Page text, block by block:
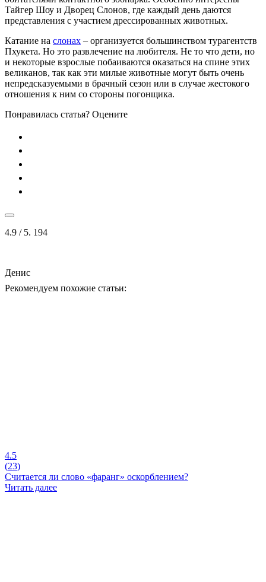
Тайгер Шоу и Дворец Слонов, где каждый день даются
представления с участием дрессированных животных.
Катание на слонах – организуется большинством турагентств
Пхукета. Но это развлечение на любителя. Не то что дети, но
и некоторые взрослые побаиваются оказаться на спине этих
великанов, так как эти милые животные могут быть очень
непредсказуемыми в брачный сезон или в случае жестокого
отношения к ним со стороны погонщика.
Понравилась статья? Оцените
4.9 / 5. 194
Денис
Рекомендуем похожие статьи:
4.5
(23)
Считается ли слово «фаранг» оскорблением?
Читать далее